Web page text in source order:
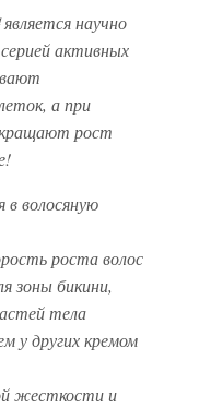
научно
активных
а при
рост
волосяную
роста волос
зоны бикини,
тела
у других кремом
жесткости и